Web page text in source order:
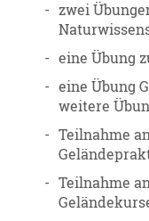
- zwei
- eine Übung
- eine Übung
weitere
- Teilnahme
- Teilnahme